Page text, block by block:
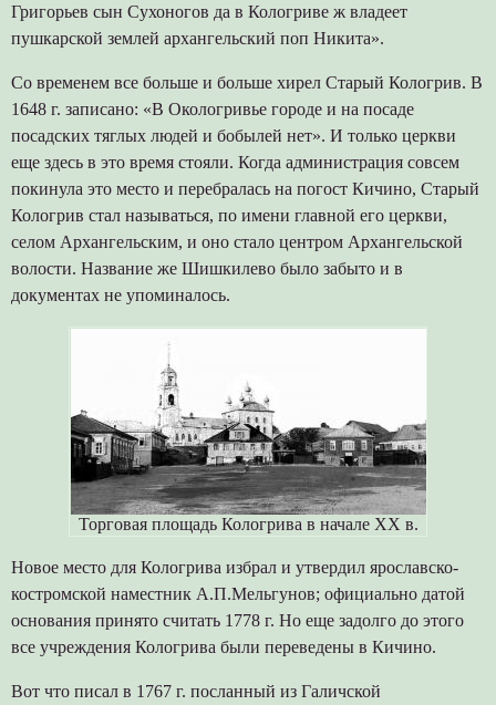
Григорьев сын Сухоногов да в Кологриве ж владеет
пушкарской землей архангельский поп Никита».
Со временем все больше и больше хирел Старый Кологрив. В
1648 г. записано: «В Окологривье городе и на посаде
посадских тяглых людей и бобылей нет». И только церкви
еще здесь в это время стояли. Когда администрация совсем
покинула это место и перебралась на погост Кичино, Старый
Кологрив стал называться, по имени главной его церкви,
селом Архангельским, и оно стало центром Архангельской
волости. Название же Шишкилево было забыто и в
документах не упоминалось.
Торговая площадь Кологрива в начале ХХ в.
Новое место для Кологрива избрал и утвердил ярославско-
костромской наместник А.П.Мельгунов; официально датой
основания принято считать 1778 г. Но еще задолго до этого
все учреждения Кологрива были переведены в Кичино.
Вот что писал в 1767 г. посланный из Галичской